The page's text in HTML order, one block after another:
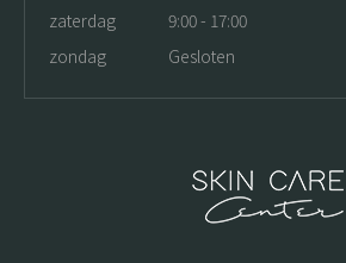
zaterdag
9:00 - 17:00
zondag
Gesloten